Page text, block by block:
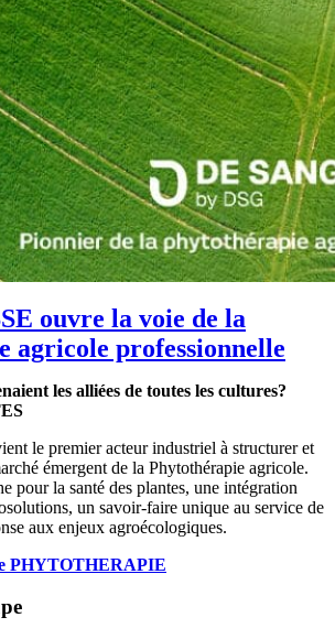
ouvre la voie de la
agricole professionnelle
les alliées de toutes les cultures?
le premier acteur industriel à structurer et
émergent de la Phytothérapie agricole.
pour la santé des plantes, une intégration
un savoir-faire unique au service de
aux enjeux agroécologiques.
PHYTOTHERAPIE